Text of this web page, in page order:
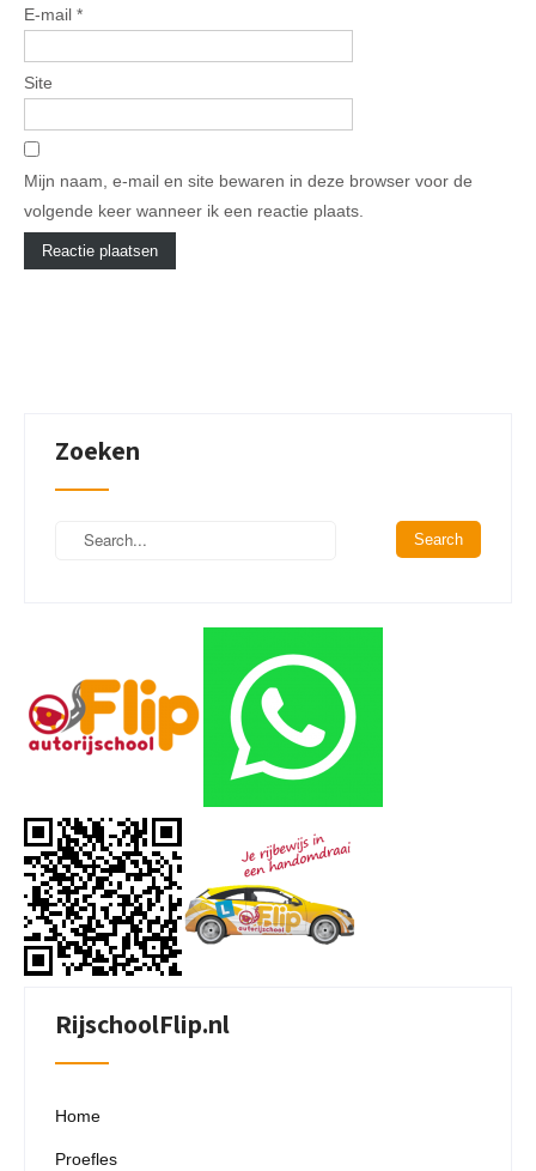
E-mail *
Site
Mijn naam, e-mail en site bewaren in deze browser voor de
volgende keer wanneer ik een reactie plaats.
Zoeken
RijschoolFlip.nl
Home
Proefles